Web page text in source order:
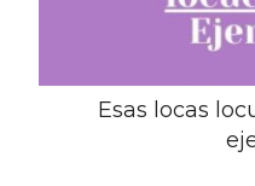
Esas locas